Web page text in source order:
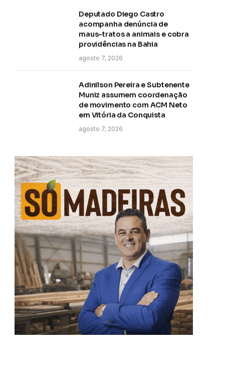
Deputado Diego Castro
acompanha denúncia de
maus-tratos a animais e cobra
providências na Bahia
agosto 7, 2026
Adinilson Pereira e Subtenente
Muniz assumem coordenação
de movimento com ACM Neto
em Vitória da Conquista
agosto 7, 2026